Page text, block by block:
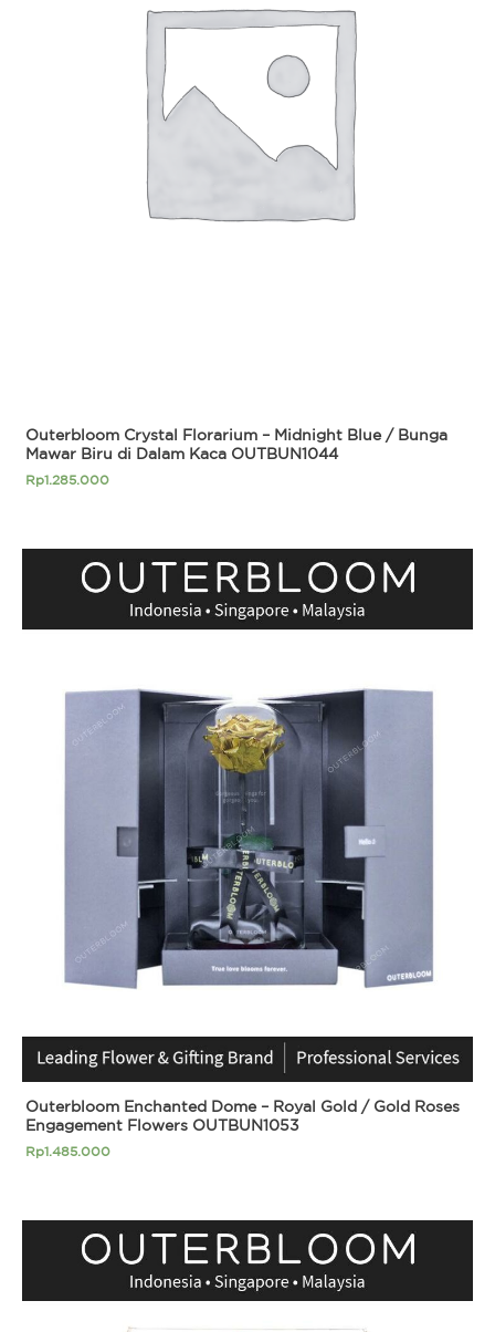
Outerbloom Crystal Florarium – Midnight Blue / Bunga
Mawar Biru di Dalam Kaca OUTBUN1044
Rp1.285.000
Outerbloom Enchanted Dome – Royal Gold / Gold Roses
Engagement Flowers OUTBUN1053
Rp1.485.000